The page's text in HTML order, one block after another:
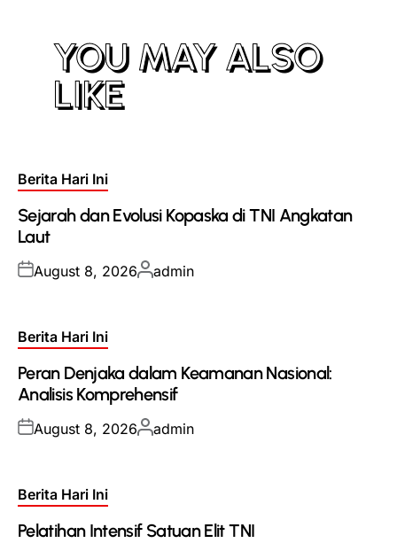
YOU MAY ALSO
LIKE
Posted
Berita Hari Ini
Sejarah dan Evolusi Kopaska di TNI Angkatan
Laut
Posted
August 8, 2026Posted
admin
Posted
Berita Hari Ini
Peran Denjaka dalam Keamanan Nasional:
Analisis Komprehensif
Posted
August 8, 2026Posted
admin
Posted
Berita Hari Ini
Pelatihan Intensif Satuan Elit TNI